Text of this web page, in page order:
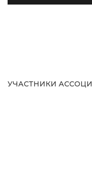
УЧАСТНИКИ